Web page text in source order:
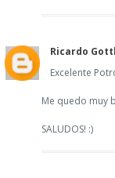
Ricardo
Excelente
Me quedo muy
SALUDOS! :)